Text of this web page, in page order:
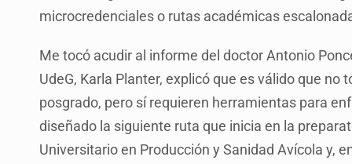
microcredenciales o rutas académicas
Me tocó acudir al informe del doctor Antonio
UdeG, Karla Planter, explicó que es válido que
posgrado, pero sí requieren herramientas para
diseñado la siguiente ruta que inicia en la
Universitario en Producción y Sanidad Avícola y,